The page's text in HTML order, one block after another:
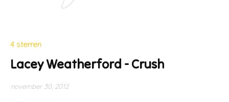
4 sterren
Lacey Weatherford - Crush
november 30, 2012